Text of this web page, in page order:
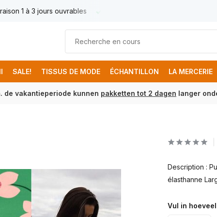
1 à 3 jours ouvrables
SALE! TISSUS DE MODE ÉCHANTILLON LA MERCERIE
de vakantieperiode kunnen pakketten tot 2 dagen langer
Description :
élasthanne
Vul in